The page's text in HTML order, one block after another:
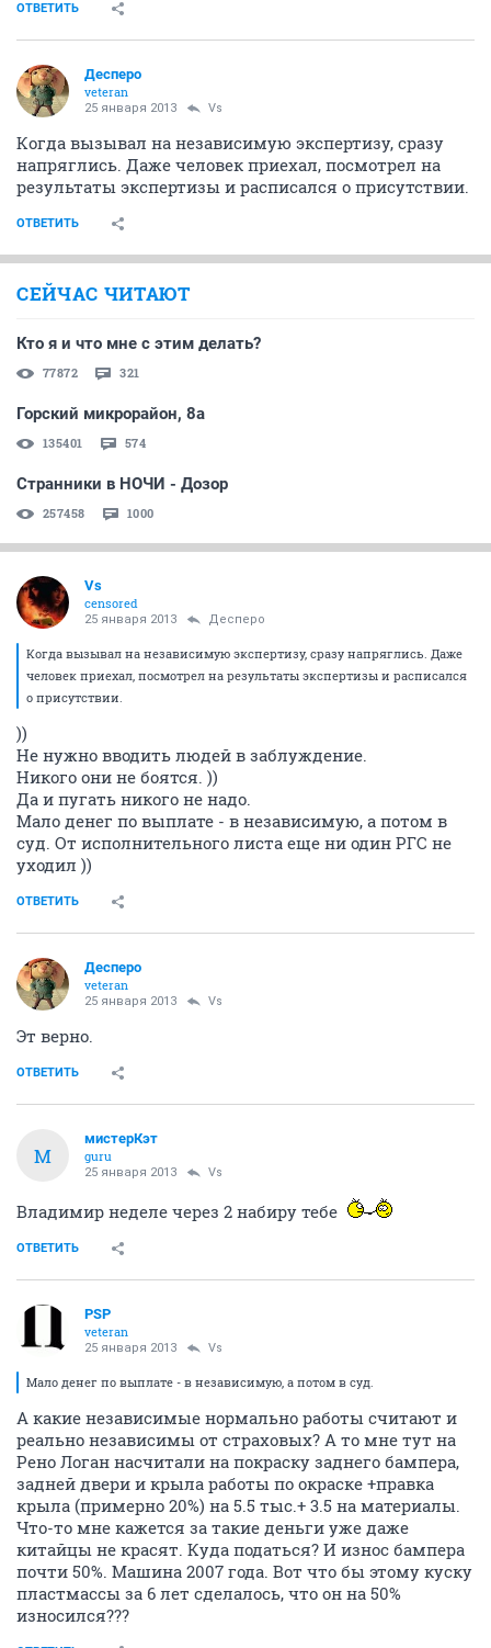
ОТВЕТИТЬ
Десперо
veteran
25 января 2013 Vs
Когда вызывал на независимую экспертизу, сразу
напряглись. Даже человек приехал, посмотрел на
результаты экспертизы и расписался о присутствии.
ОТВЕТИТЬ
СЕЙЧАС ЧИТАЮТ
Кто я и что мне с этим делать?
77872 321
Горский микрорайон, 8а
135401 574
Странники в НОЧИ - Дозор
257458 1000
Vs
censored
25 января 2013 Десперо
Когда вызывал на независимую экспертизу, сразу напряглись. Даже
человек приехал, посмотрел на результаты экспертизы и расписался
о присутствии.
))
Не нужно вводить людей в заблуждение.
Никого они не боятся. ))
Да и пугать никого не надо.
Мало денег по выплате - в независимую, а потом в
суд. От исполнительного листа еще ни один РГС не
уходил ))
ОТВЕТИТЬ
Десперо
veteran
25 января 2013 Vs
Эт верно.
ОТВЕТИТЬ
М
мистерКэт
guru
25 января 2013 Vs
Владимир неделе через 2 набиру тебе
ОТВЕТИТЬ
PSP
veteran
25 января 2013 Vs
Мало денег по выплате - в независимую, а потом в суд.
А какие независимые нормально работы считают и
реально независимы от страховых? А то мне тут на
Рено Логан насчитали на покраску заднего бампера,
задней двери и крыла работы по окраске +правка
крыла (примерно 20%) на 5.5 тыс.+ 3.5 на материалы.
Что-то мне кажется за такие деньги уже даже
китайцы не красят. Куда податься? И износ бампера
почти 50%. Машина 2007 года. Вот что бы этому куску
пластмассы за 6 лет сделалось, что он на 50%
износился???